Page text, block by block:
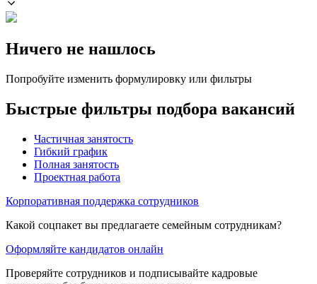
Ничего не нашлось
Попробуйте изменить формулировку или фильтры
Быстрые фильтры подбора вакансий
Частичная занятость
Гибкий график
Полная занятость
Проектная работа
Корпоративная поддержка сотрудников
Какой соцпакет вы предлагаете семейным сотрудникам?
Оформляйте кандидатов онлайн
Проверяйте сотрудников и подписывайте кадровые